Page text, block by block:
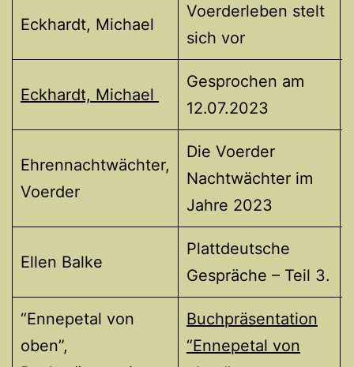
Eckhardt, Michael
Voerderleben stelt
sich vor
Eckhardt, Michael
Gesprochen am
12.07.2023
Ehrennachtwächter,
Voerder
Die Voerder
Nachtwächter im
Jahre 2023
Ellen Balke
Plattdeutsche
Gespräche – Teil 3.
“Ennepetal von
oben”,
Buchpräsentation
“Ennepetal von